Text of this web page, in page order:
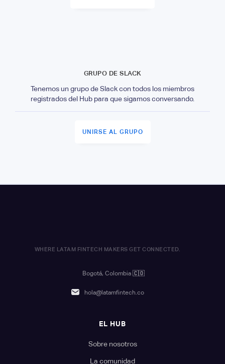
GRUPO DE SLACK
Tenemos un grupo de Slack con todos los miembros
registrados del Hub para que sigamos conversando.
UNIRSE AL GRUPO
WHERE LATAM FINTECH MAKERS GET CONNECTED.
Bogotá, Colombia 🇨🇴
hola@latamfintech.co
EL HUB
Sobre nosotros
La comunidad